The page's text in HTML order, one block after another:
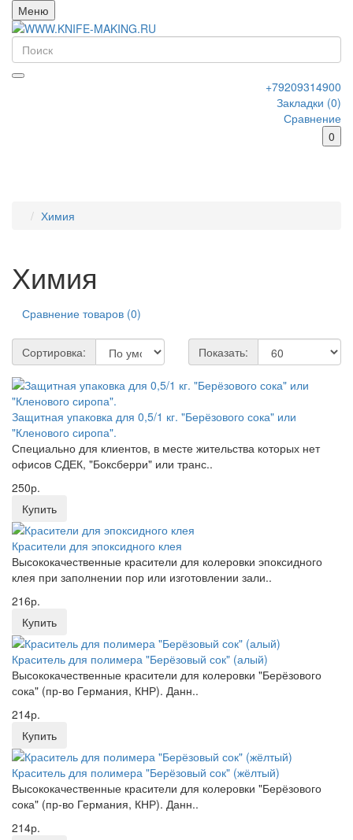
Меню
+79209314900
Закладки (0)
Сравнение
0
Химия
Химия
Сравнение товаров (0)
Сортировка: Показать:
Защитная упаковка для 0,5/1 кг. "Берёзового сока" или
"Кленового сиропа".
Специально для клиентов, в месте жительства которых нет
офисов СДЕК, "Боксберри" или транс..
250р.
Купить
Красители для эпоксидного клея
Высококачественные красители для колеровки эпоксидного
клея при заполнении пор или изготовлении зали..
216р.
Купить
Краситель для полимера "Берёзовый сок" (алый)
Высококачественные красители для колеровки "Берёзового
сока" (пр-во Германия, КНР). Данн..
214р.
Купить
Краситель для полимера "Берёзовый сок" (жёлтый)
Высококачественные красители для колеровки "Берёзового
сока" (пр-во Германия, КНР). Данн..
214р.